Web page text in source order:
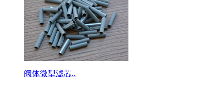
阀体微型滤芯..